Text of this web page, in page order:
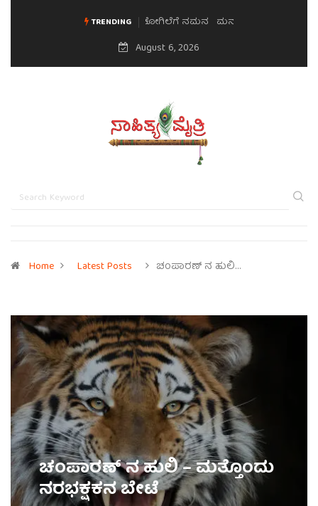
TRENDING ಮನಸಿನ ಸವಿಭಾವ
August 6, 2026
Home Latest Posts ಚಂಪಾರಣ್ ನ ಹುಲಿ…
ಚಂಪಾರಣ್ ನ ಹುಲಿ – ಮತ್ತೊಂದು
ನರಭಕ್ಷಕನ ಬೇಟೆ